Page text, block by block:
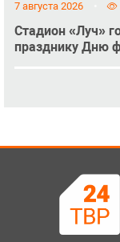
7 августа 2026
Стадион «Луч»
празднику Дню